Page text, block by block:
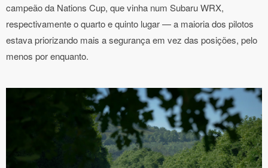
campeão da Nations Cup, que vinha num Subaru WRX,
respectivamente o quarto e quinto lugar — a maioria dos pilotos
estava priorizando mais a segurança em vez das posições, pelo
menos por enquanto.